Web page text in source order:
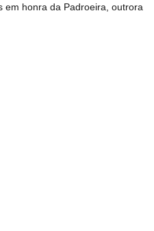
em honra da Padroeira, outrora